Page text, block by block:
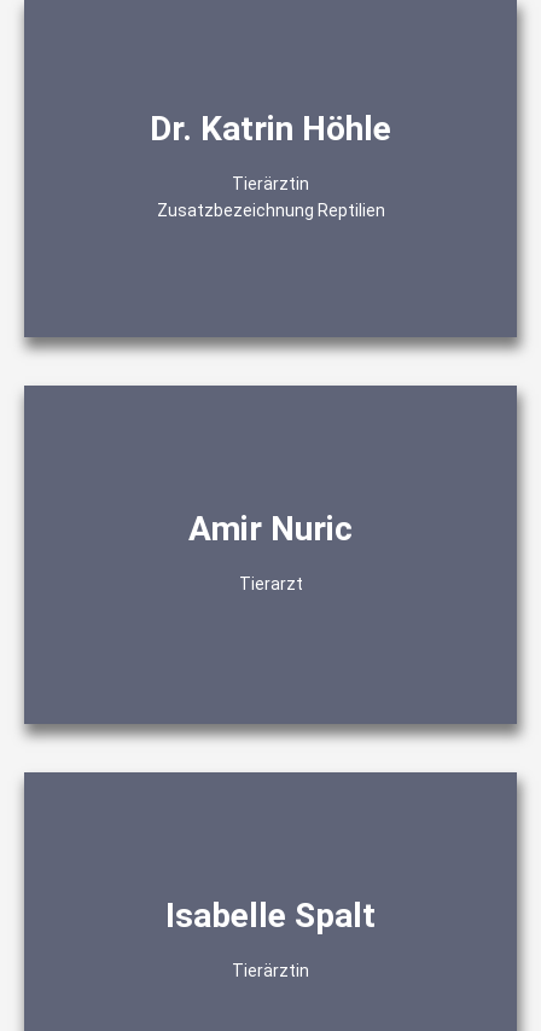
Dr. Katrin Höhle
Tierärztin
Zusatzbezeichnung Reptilien
Innere Medizin
Chirurgie
Ultraschalldiagnostik
Reptilien
Amir Nuric
Tierarzt
Chirurgie
Isabelle Spalt
Tierärztin
Zahnmedizin